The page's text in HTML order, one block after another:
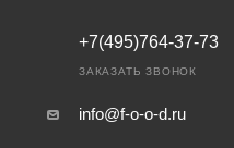
+7(495)764-37-73
ЗАКАЗАТЬ ЗВОНОК
info@f-o-o-d.ru